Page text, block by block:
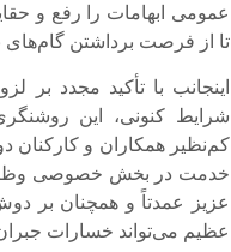
عمومی ابهامات را رفع و
تا از فرصت برداشتن گام‌های
اینجانب با تأکید مجدد
شرایط کنونی، این
کم‌نظیر همکاران و
خدمت در بخش خصوصی وظیفه
عزیز عمدتاً و همچنان بر
عظیم می‌تواند خسارات